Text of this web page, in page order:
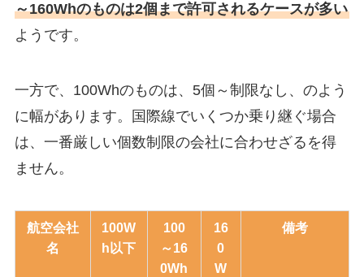
～160Whのものは2個まで許可されるケースが多い
ようです。
一方で、100Whのものは、5個～制限なし、のよう
に幅があります。国際線でいくつか乗り継ぐ場合
は、一番厳しい個数制限の会社に合わせざるを得
ません。
航空会社
名
100W
h以下
100
～16
0Wh
16
0
W
備考